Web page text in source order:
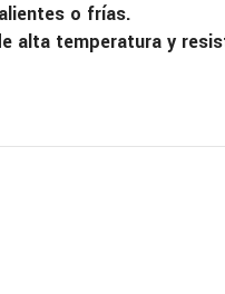
o frías.
alta temperatura y